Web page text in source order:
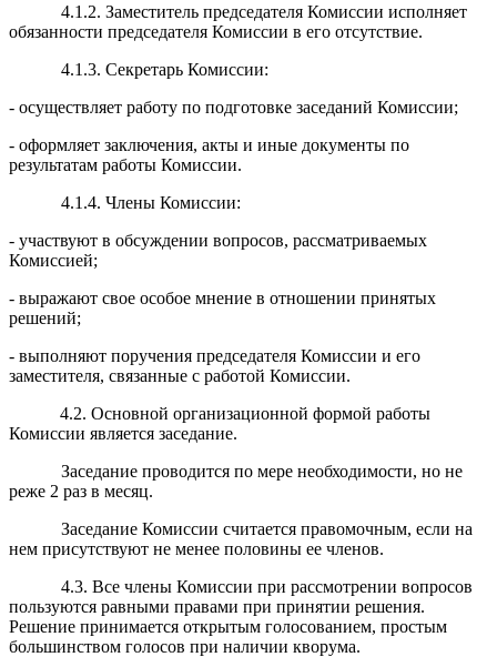
4.1.2. Заместитель председателя Комиссии исполняет
обязанности председателя Комиссии в его отсутствие.
4.1.3. Секретарь Комиссии:
- осуществляет работу по подготовке заседаний Комиссии;
- оформляет заключения, акты и иные документы по
результатам работы Комиссии.
4.1.4. Члены Комиссии:
- участвуют в обсуждении вопросов, рассматриваемых
Комиссией;
- выражают свое особое мнение в отношении принятых
решений;
- выполняют поручения председателя Комиссии и его
заместителя, связанные с работой Комиссии.
4.2. Основной организационной формой работы
Комиссии является заседание.
Заседание проводится по мере необходимости, но не
реже 2 раз в месяц.
Заседание Комиссии считается правомочным, если на
нем присутствуют не менее половины ее членов.
4.3. Все члены Комиссии при рассмотрении вопросов
пользуются равными правами при принятии решения.
Решение принимается открытым голосованием, простым
большинством голосов при наличии кворума.